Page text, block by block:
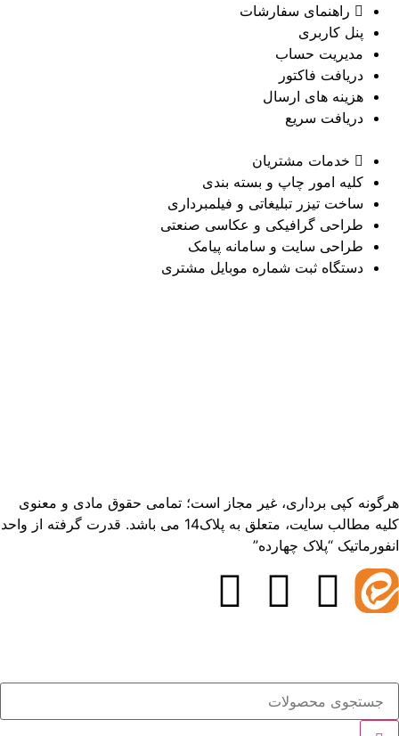
راهنمای سفارشات
پنل کاربری
مدیریت حساب
دریافت فاکتور
هزینه های ارسال
دریافت سریع
خدمات مشتریان
کلیه امور چاپ و بسته بندی
ساخت تیزر تبلیغاتی و فیلمبرداری
طراحی گرافیکی و عکاسی صنعتی
طراحی سایت و سامانه پیامک
دستگاه ثبت شماره موبایل مشتری
هرگونه کپی برداری، غیر مجاز است؛ تمامی حقوق مادی و معنوی
کلیه مطالب سایت، متعلق به پلاک14 می باشد. قدرت گرفته از واحد
انفورماتیک “پلاک چهارده”